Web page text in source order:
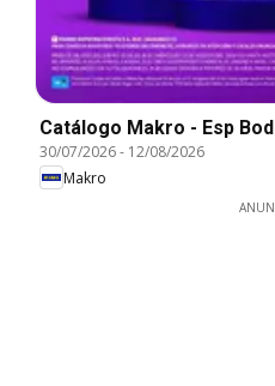
Catálogo Makro - Esp
30/07/2026- 12/08/2026
Makro